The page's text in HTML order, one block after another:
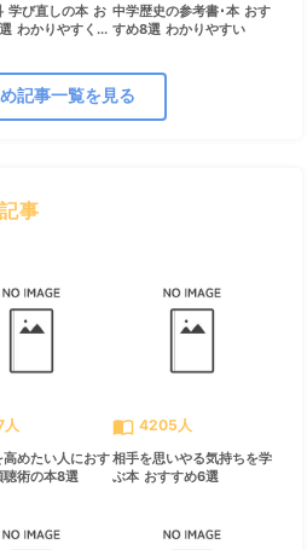
学び直しの本 お
わかりやすく...
中学歴史の参考書･本 おす
すめ8選 わかりやすい
記事一覧を見る
事
高めたい人におす
聴術の本8選
import_contacts 4205人
相手を思いやる気持ちを学
ぶ本 おすすめ6選